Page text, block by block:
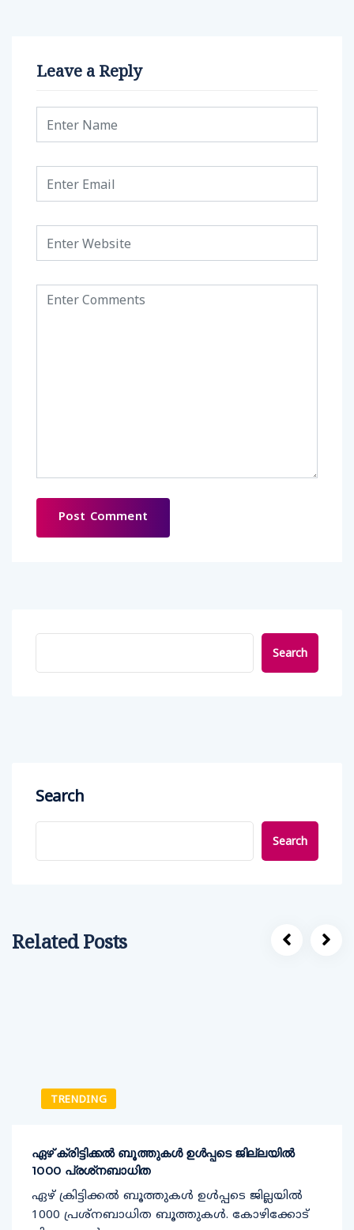
Leave a Reply
Search
Search
Search
Related Posts
TRENDING
ഏഴ് ക്രിട്ടിക്കല്‍ ബൂത്തുകള്‍ ഉള്‍പ്പടെ ജില്ലയില്‍
1000 പ്രശ്‌നബാധിത
ഏഴ് ക്രിട്ടിക്കല്‍ ബൂത്തുകള്‍ ഉള്‍പ്പടെ ജില്ലയില്‍
1000 പ്രശ്‌നബാധിത ബൂത്തുകള്‍. കോഴിക്കോട്